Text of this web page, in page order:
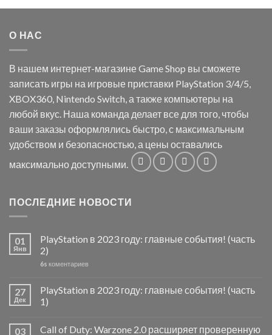
О НАС
В нашем интернет-магазине Game Shop вы сможете
записать игры на игровые приставки PlayStation 3/4/5,
XBOX360, Nintendo Switch, а также компьютеры на
любой вкус. Наша команда делает все для того, чтобы
ваши заказы оформлялись быстро, с максимальным
удобством и безопасностью, а цены оставались
максимально доступными.
ПОСЛЕДНИЕ НОВОСТИ
01
Янв
PlayStation в 2023 году: главные события! (часть
2)
6s коментариев
27
Дек
PlayStation в 2023 году: главные события! (часть
1)
03 Call of Duty: Warzone 2.0 расширяет проверенную